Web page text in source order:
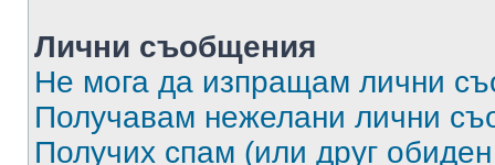
Лични съобщения
Не мога да изпращам лични
Получавам нежелани лични
Получих спам (или друг